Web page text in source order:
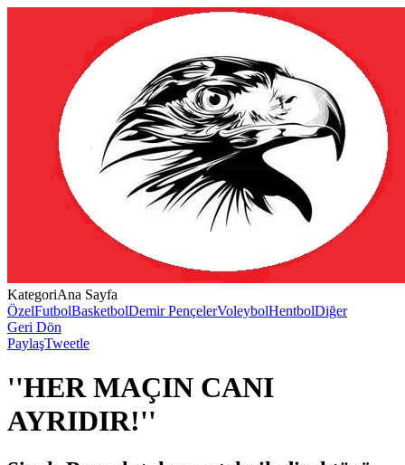
KategoriAna Sayfa
ÖzelFutbolBasketbolDemir PençelerVoleybolHentbolDiğer
Geri Dön
PaylaşTweetle
''HER MAÇIN CANI
AYRIDIR!''